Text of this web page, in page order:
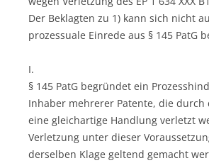
Der Beklagten zu 1) kann sich nicht
prozessuale Einrede aus § 145 PatG
I.
§ 145 PatG begründet ein
Inhaber mehrerer Patente, die durch
eine gleichartige Handlung verletzt
Verletzung unter dieser
derselben Klage geltend gemacht